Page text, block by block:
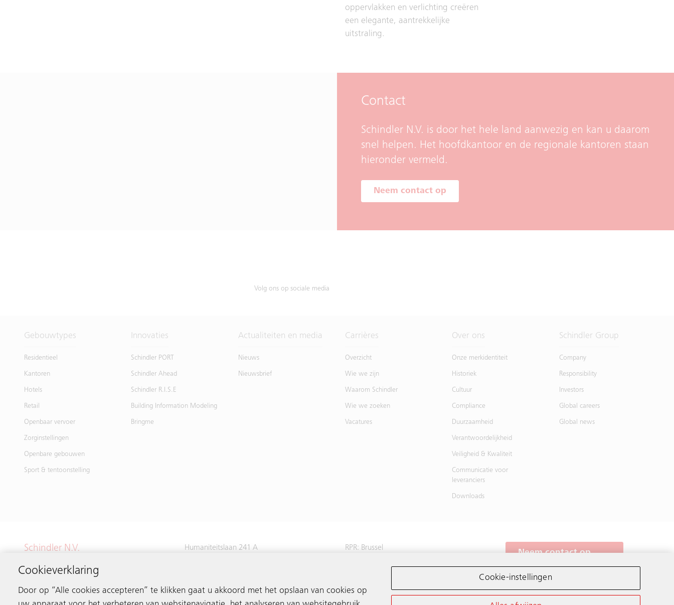
oppervlakken en verlichting creëren
een elegante, aantrekkelijke
uitstraling.
Contact
Schindler N.V. is door het hele land aanwezig en kan u daarom
snel helpen. Het hoofdkantoor en de regionale kantoren staan
​​hieronder vermeld.
Neem contact op
Volg ons op sociale media
Gebouwtypes
Residentieel
Kantoren
Hotels
Retail
Openbaar vervoer
Zorginstellingen
Openbare gebouwen
Sport & tentoonstelling
Innovaties
Schindler PORT
Schindler Ahead
Schindler R.I.S.E
Building Information Modeling
Bringme
Actualiteiten en media
Nieuws
Nieuwsbrief
Carrières
Overzicht
Wie we zijn
Waarom Schindler
Wie we zoeken
Vacatures
Over ons
Onze merkidentiteit
Historiek
Cultuur
Compliance
Duurzaamheid
Verantwoordelijkheid
Veiligheid & Kwaliteit
Communicatie voor
leveranciers
Downloads
Schindler Group
Company
Responsibility
Investors
Global careers
Global news
Schindler N.V.
Hoofdkwartier
Humaniteitslaan 241 A
RPR: Brussel
Neem contact op
Cookieverklaring
Door op “Alle cookies accepteren” te klikken gaat u akkoord met het opslaan van cookies op
Cookie-instellingen